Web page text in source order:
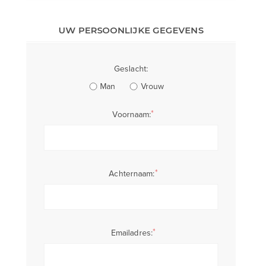
UW PERSOONLIJKE GEGEVENS
Geslacht:
Man
Vrouw
Voornaam:*
Achternaam:*
Emailadres:*